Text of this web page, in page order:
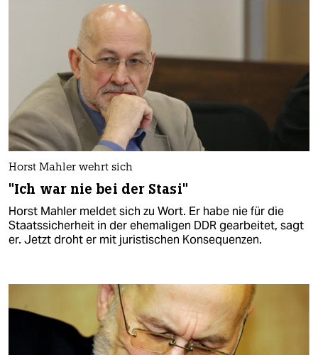
Horst Mahler wehrt sich
"Ich war nie bei der Stasi"
Horst Mahler meldet sich zu Wort. Er habe nie für die
Staatssicherheit in der ehemaligen DDR gearbeitet, sagt
er. Jetzt droht er mit juristischen Konsequenzen.